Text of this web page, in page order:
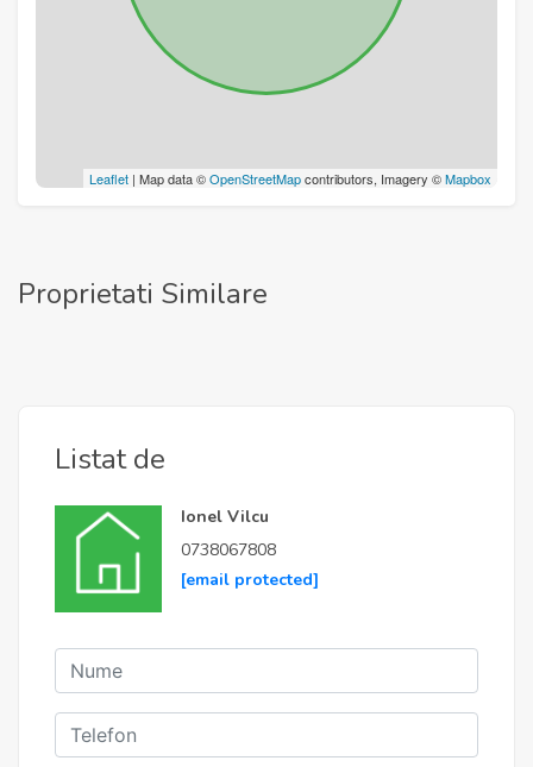
Leaflet | Map data ©OpenStreetMapcontributors, Imagery ©Mapbox
Proprietati Similare
Listat de
Ionel Vilcu
0738067808
[email protected]